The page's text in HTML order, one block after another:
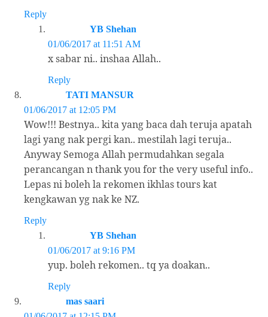
Reply
YB Shehan
01/06/2017 at 11:51 AM
x sabar ni.. inshaa Allah..
Reply
TATI MANSUR
01/06/2017 at 12:05 PM
Wow!!! Bestnya.. kita yang baca dah teruja apatah
lagi yang nak pergi kan.. mestilah lagi teruja..
Anyway Semoga Allah permudahkan segala
perancangan n thank you for the very useful info..
Lepas ni boleh la rekomen ikhlas tours kat
kengkawan yg nak ke NZ.
Reply
YB Shehan
01/06/2017 at 9:16 PM
yup. boleh rekomen.. tq ya doakan..
Reply
mas saari